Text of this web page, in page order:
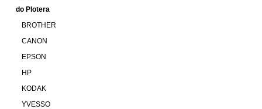
do Plotera
BROTHER
CANON
EPSON
HP
KODAK
YVESSO